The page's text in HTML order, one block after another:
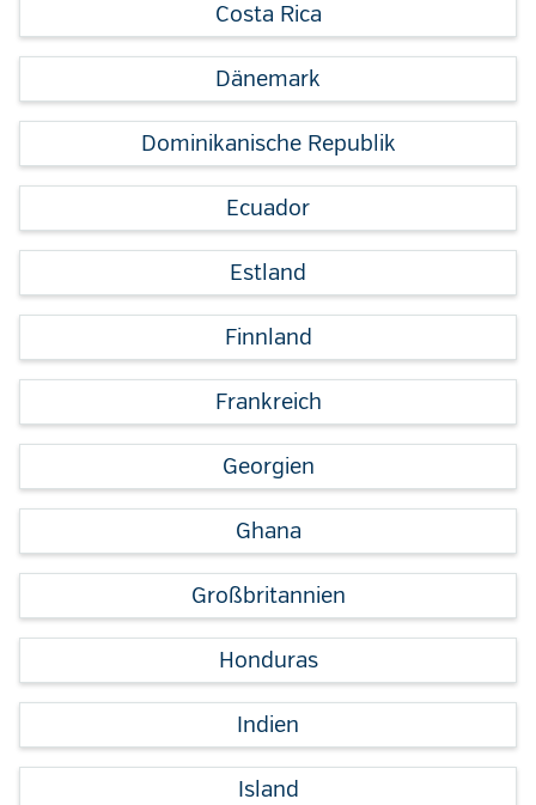
Costa Rica
Dänemark
Dominikanische Republik
Ecuador
Estland
Finnland
Frankreich
Georgien
Ghana
Großbritannien
Honduras
Indien
Island